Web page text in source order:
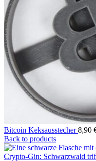
Bitcoin Keksausstecher8,90
Back to products
Crypto-Gin: Schwarzwald